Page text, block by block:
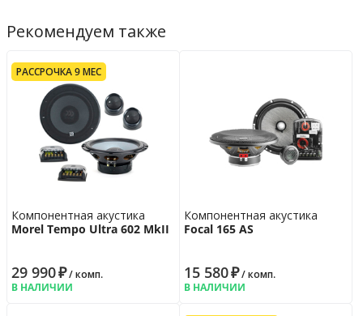
диапазон: 1200 Гц – 22 кГц
Параметры ВЧ-динамика
Материал магнита
Установочные размеры
Монтажная глубина
61мм
Монтажный диаметр
165мм
Гарантийная политика
Гарантия
Рекомендуем также
РАССРОЧКА 9 МЕС
Компонентная акустика
Morel Tempo Ultra 602 MkII
29 990₽/ комп.
В НАЛИЧИИ
Компонентная акустика
Focal 165 AS
15 580₽/ комп.
В НАЛИЧИИ